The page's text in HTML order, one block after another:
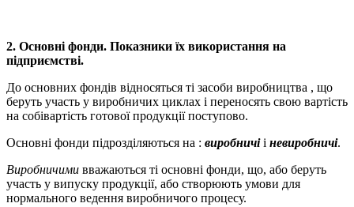
2. Основні фонди. Показники їх використання на
підприємстві.
До основних фондів відносяться ті засоби виробництва , що
беруть участь у виробничих циклах і переносять свою вартість
на собівартість готової продукції поступово.
Основні фонди підрозділяються на : виробничіі невиробничі.
Виробничими вважаються ті основні фонди, що, або беруть
участь у випуску продукції, або створюють умови для
нормального ведення виробничого процесу.